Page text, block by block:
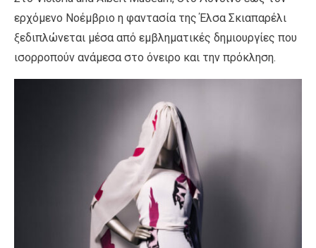
ερχόμενο Νοέμβριο η φαντασία της Έλσα Σκιαπαρέλι
ξεδιπλώνεται μέσα από εμβληματικές δημιουργίες που
ισορροπούν ανάμεσα στο όνειρο και την πρόκληση.